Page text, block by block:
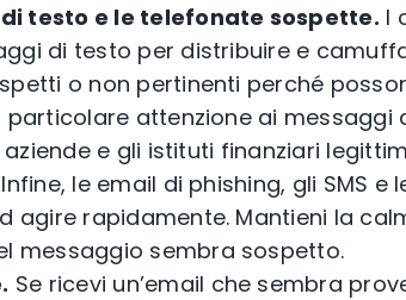
testo e le telefonate sospette. I
di testo per distribuire e
o non pertinenti perché
particolare attenzione ai messaggi
e gli istituti finanziari
le email di phishing, gli SMS e
agire rapidamente. Mantieni la
messaggio sembra sospetto.
Se ricevi un’email che sembra